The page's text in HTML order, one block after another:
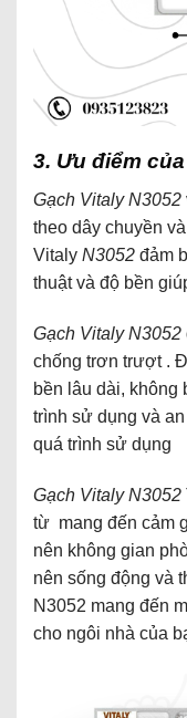
3. Ưu điểm
Gạch Vitaly N3052
theo dây chuyền
Vitaly N3052 đảm
thuật và độ bền
Gạch Vitaly N3052
chống trơn trượt .
bền lâu dài, không
trình sử dụng và
quá trình sử dụng
Gạch Vitaly N3052
từ mang đến cảm
nên không gian
nên sống động và
N3052 mang đến
cho ngôi nhà của